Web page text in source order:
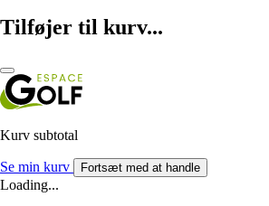
Tilføjer til kurv...
Kurv subtotal
Se min kurv Fortsæt med at handle
Loading...